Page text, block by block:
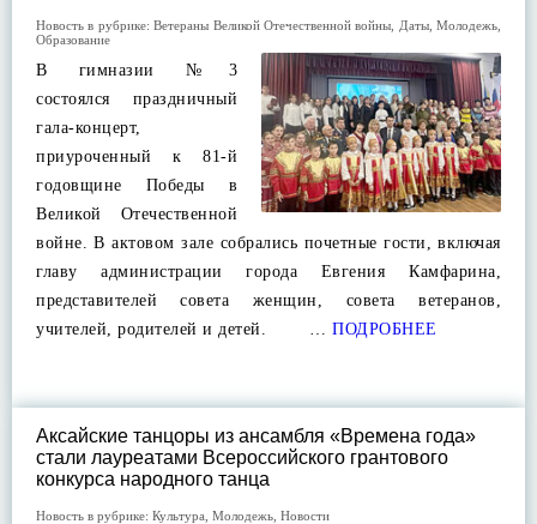
Новость в рубрике:Ветераны Великой Отечественной войны Даты, Молодежь
Образование
В гимназии №3
состоялся праздничный
гала-концерт,
приуроченный к 81-й
годовщине Победы в
Великой Отечественной
войне. В актовом зале собрались почетные гости, включая
главу администрации города Евгения Камфарина,
представителей совета женщин, совета ветеранов,
учителей, родителей и детей. … ПОДРОБНЕЕ
Аксайские танцоры из ансамбля «Времена года»
стали лауреатами Всероссийского грантового
конкурса народного танца
Новость в рубрике: Культура Молодежь Новости